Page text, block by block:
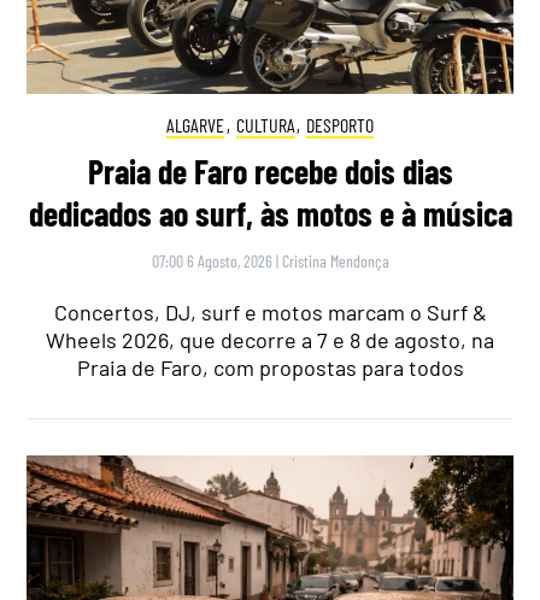
ALGARVE, CULTURA, DESPORTO
Praia de Faro recebe dois dias
dedicados ao surf, às motos e à música
07:00 6 Agosto, 2026 | Cristina Mendonça
Concertos, DJ, surf e motos marcam o Surf &
Wheels 2026, que decorre a 7 e 8 de agosto, na
Praia de Faro, com propostas para todos